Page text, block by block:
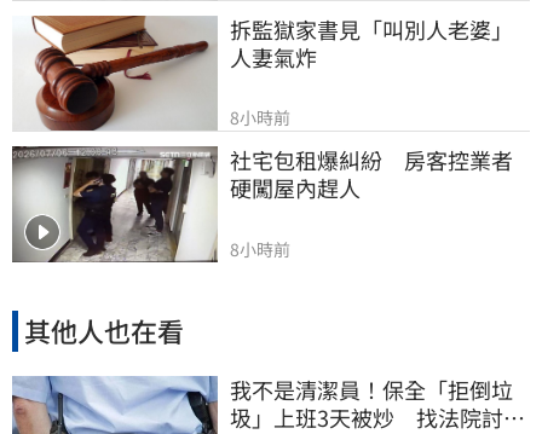
拆監獄家書見「叫別人老婆」
人妻氣炸
8小時前
社宅包租爆糾紛　房客控業者
硬闖屋內趕人
8小時前
其他人也在看
我不是清潔員！保全「拒倒垃
圾」上班3天被炒 找法院討公